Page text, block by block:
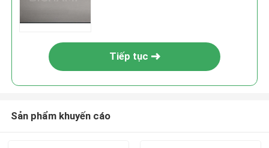
Tiếp tục
Sản phẩm khuyến cáo